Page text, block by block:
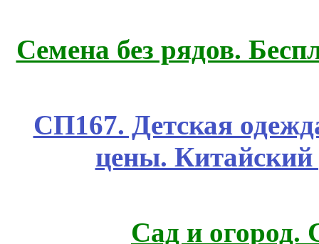
Семена без рядов.
СП167. Детская
цены.
Сад и огород.